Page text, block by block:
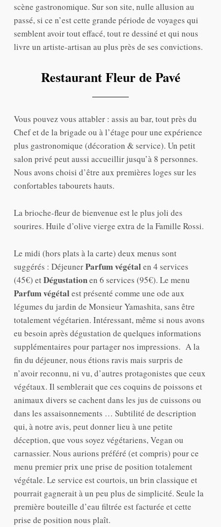
scène gastronomique. Sur son site, nulle allusion au
passé, si ce n’est cette grande période de voyages qui
semblent avoir tout effacé, tout re dessiné et qui nous
livre un artiste-artisan au plus près de ses convictions.
Restaurant Fleur de Pavé
Vous pouvez vous attabler : assis au bar, tout près du
Chef et de la brigade ou à l’étage pour une expérience
plus gastronomique (décoration & service). Un petit
salon privé peut aussi accueillir jusqu’à 8 personnes.
Nous avons choisi d’être aux premières loges sur les
confortables tabourets hauts.
La brioche-fleur de bienvenue est le plus joli des
sourires. Huile d’olive vierge extra de la Famille Rossi.
Le midi (hors plats à la carte) deux menus sont
suggérés : DéjeunerParfum végétalen 4 services
(45€) etDégustationen 6 services (95€). Le menu
Parfum végétalest présenté comme une ode aux
légumes du jardin de Monsieur Yamashita, sans être
totalement végétarien. Intéressant, même si nous avons
eu besoin après dégustation de quelques informations
supplémentaires pour partager nos impressions. A la
fin du déjeuner, nous étions ravis mais surpris de
n’avoir reconnu, ni vu, d’autres protagonistes que ceux
végétaux. Il semblerait que ces coquins de poissons et
animaux divers se cachent dans les jus de cuissons ou
dans les assaisonnements … Subtilité de description
qui, à notre avis, peut donner lieu à une petite
déception, que vous soyez végétariens, Vegan ou
carnassier. Nous aurions préféré (et compris) pour ce
menu premier prix une prise de position totalement
végétale. Le service est courtois, un brin classique et
pourrait gagnerait à un peu plus de simplicité. Seule la
première bouteille d’eau filtrée est facturée et cette
prise de position nous plaît.